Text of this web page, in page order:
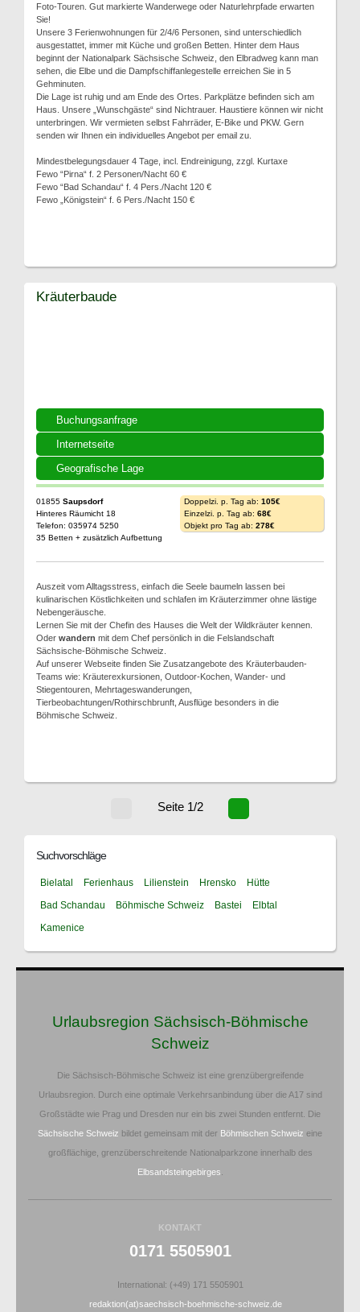
Foto-Touren. Gut markierte Wanderwege oder Naturlehrpfade erwarten
Sie!
Unsere 3 Ferienwohnungen für 2/4/6 Personen, sind unterschiedlich
ausgestattet, immer mit Küche und großen Betten. Hinter dem Haus
beginnt der Nationalpark Sächsische Schweiz, den Elbradweg kann man
sehen, die Elbe und die Dampfschiffanlegestelle erreichen Sie in 5
Gehminuten.
Die Lage ist ruhig und am Ende des Ortes. Parkplätze befinden sich am
Haus. Unsere „Wunschgäste“ sind Nichtrauer. Haustiere können wir nicht
unterbringen. Wir vermieten selbst Fahrräder, E-Bike und PKW. Gern
senden wir Ihnen ein individuelles Angebot per email zu.
Mindestbelegungsdauer 4 Tage, incl. Endreinigung, zzgl. Kurtaxe
Fewo “Pirna“ f. 2 Personen/Nacht 60 €
Fewo “Bad Schandau“ f. 4 Pers./Nacht 120 €
Fewo „Königstein“ f. 6 Pers./Nacht 150 €
Buchungsanfrage
Internetseite
Geografische Lage
Kräuterbaude
01855 Saupsdorf
Hinteres Räumicht 18
Telefon: 035974 5250
35 Betten + zusätzlich Aufbettung
Doppelzi. p. Tag ab: 105€
Einzelzi. p. Tag ab: 68€
Objekt pro Tag ab: 278€
Auszeit vom Alltagsstress, einfach die Seele baumeln lassen bei
kulinarischen Köstlichkeiten und schlafen im Kräuterzimmer ohne lästige
Nebengeräusche.
Lernen Sie mit der Chefin des Hauses die Welt der Wildkräuter kennen.
Oder wandern mit dem Chef persönlich in die Felslandschaft
Sächsische-Böhmische Schweiz.
Auf unserer Webseite finden Sie Zusatzangebote des Kräuterbauden-
Teams wie: Kräuterexkursionen, Outdoor-Kochen, Wander- und
Stiegentouren, Mehrtageswanderungen,
Tierbeobachtungen/Rothirschbrunft, Ausflüge besonders in die
Böhmische Schweiz.
Seite 1/2
Suchvorschläge
Bielatal Ferienhaus Lilienstein Hrensko
Hütte
Bad Schandau
Böhmische Schweiz Bastei
Elbtal
Kamenice
Urlaubsregion Sächsisch-Böhmische
Schweiz
Die Sächsisch-Böhmische Schweiz ist eine grenzübergreifende
Urlaubsregion. Durch eine optimale Verkehrsanbindung über die A17 sind
Großstädte wie Prag und Dresden nur ein bis zwei Stunden entfernt. Die
Sächsische Schweiz bildet gemeinsam mit der Böhmischen Schweiz eine
großflächige, grenzüberschreitende Nationalparkzone innerhalb des
Elbsandsteingebirges
KONTAKT
0171 5505901
International: (+49) 171 5505901
redaktion(at)saechsisch-boehmische-schweiz.de